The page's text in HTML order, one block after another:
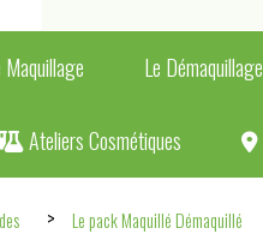
Maquillage Le Démaquillage
Ateliers Cosmétiques
Le pack Maquillé Démaquillé